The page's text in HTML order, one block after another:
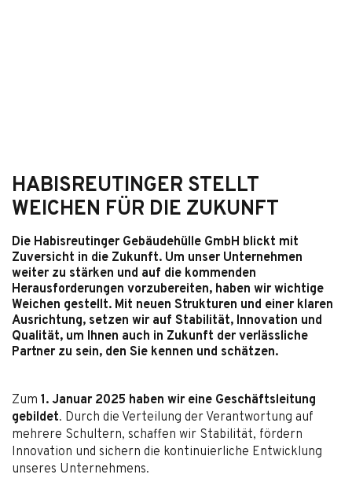
HABISREUTINGER STELLT
WEICHEN FÜR DIE ZUKUNFT
Die Habisreutinger Gebäudehülle GmbH blickt mit
Zuversicht in die Zukunft. Um unser Unternehmen
weiter zu stärken und auf die kommenden
Herausforderungen vorzubereiten, haben wir wichtige
Weichen gestellt. Mit neuen Strukturen und einer klaren
Ausrichtung, setzen wir auf Stabilität, Innovation und
Qualität, um Ihnen auch in Zukunft der verlässliche
Partner zu sein, den Sie kennen und schätzen.
Zum 1. Januar 2025 haben wir eine Geschäftsleitung
gebildet. Durch die Verteilung der Verantwortung auf
mehrere Schultern, schaffen wir Stabilität, fördern
Innovation und sichern die kontinuierliche Entwicklung
unseres Unternehmens.